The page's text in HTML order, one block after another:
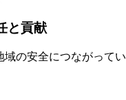
と貢献
の安全につながって